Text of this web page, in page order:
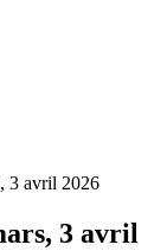
3 avril 2026
3 avril